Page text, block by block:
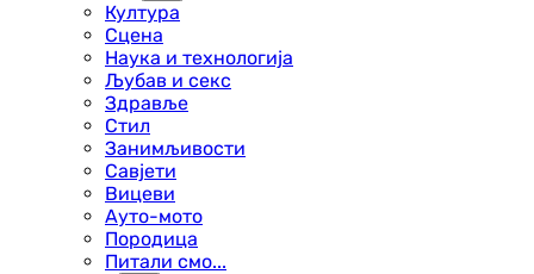
Култура
Сцена
Наука и технологија
Љубав и секс
Здравље
Стил
Занимљивости
Савјети
Вицеви
Ауто-мото
Породица
Питали смо...